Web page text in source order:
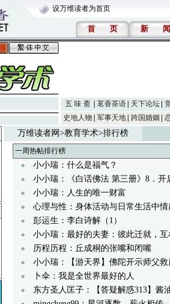
设万维读者为首页
首 页 新 闻
五 味 斋 茗香茶语 天下论坛
史地人物
军事天地 跨国婚姻
万维读者网 >教育学术>排行榜
一周热帖排行榜
小小瑞：什么是福气？
小小瑞：《白话佛法 第三册》8．开
小小瑞：人生的唯一财富
心理与性：身体活动与日常生活中
彭运生：李白诗解（1）
小小瑞：最好的夫妻：彼此迁就，
历程历程：丘成桐的张嘴和闭嘴
小小瑞：【游天界】佛陀开示师父
卜伞：我是全世界最好的人
东方圣人匡子：【答疑解惑313】酱